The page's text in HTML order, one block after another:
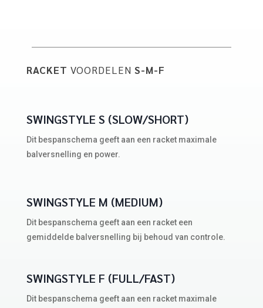
RACKET VOORDELEN S-M-F
SWINGSTYLE S (SLOW/SHORT)
Dit bespanschema geeft aan een racket maximale
balversnelling en power.
SWINGSTYLE M (MEDIUM)
Dit bespanschema geeft aan een racket een
gemiddelde balversnelling bij behoud van controle.
SWINGSTYLE F (FULL/FAST)
Dit bespanschema geeft aan een racket maximale